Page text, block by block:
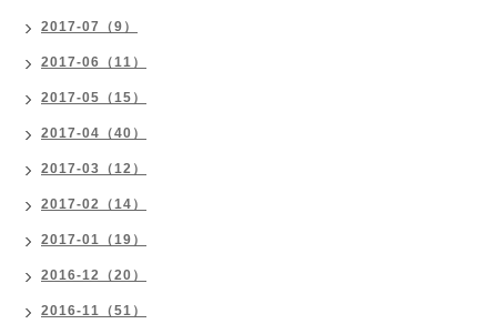
2017-07（9）
2017-06（11）
2017-05（15）
2017-04（40）
2017-03（12）
2017-02（14）
2017-01（19）
2016-12（20）
2016-11（51）